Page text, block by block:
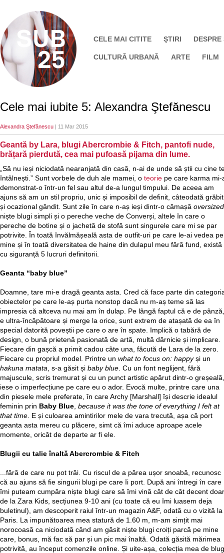
CELE MAI CITITE ŞTIRI DESPRE
CULTURĂ URBANĂ ARTE FILM
Cele mai iubite 5: Alexandra Ştefănescu
Alexandra Ştefănescu | 11 Mar 2015
Geantă by Lara, blugi Abercrombie & Fitch, pantofi nude,
brățară pierdută, cea mai pufoasă pijama din lume.
„Să nu ieși niciodată nearanjată din casă, n-ai de unde să știi cu cine
întâlnești.” Sunt vorbele de duh ale mamei, o teorie pe care karma mi-
demonstrat-o într-un fel sau altul de-a lungul timpului. De aceea am
ajuns să am un stil propriu, unic și imposibil de definit, câteodată grăbit
și ocazional gândit. Sunt zile în care n-aș ieși dintr-o cămașă oversized
niște blugi simpli și o pereche veche de Converși, altele în care o
pereche de botine și o jachetă de stofă sunt singurele care mi se par
potrivite. În toată învălmășeală asta de outfit-uri pe care le-ai vedea pe
mine și în toată diversitatea de haine din dulapul meu fără fund, există
cu siguranță 5 lucruri definitorii.
Geanta “baby blue”
Doamne, tare mi-e dragă geanta asta. Cred că face parte din
obiectelor pe care le-aș purta nonstop dacă nu m-aș teme să las
impresia că altceva nu mai am în dulap. Pe lângă faptul că e de pânză,
e ultra-încăpătoare și merge la orice, sunt extrem de atașată de ea în
special datorită poveștii pe care o are în spate. Implică o tabără de
design, o bună prietenă pasionată de artă, multă dărnicie și implicare.
Fiecare din gașcă a primit cadou câte una, făcută de Lara de la zero.
Fiecare cu propriul model. Printre un what to focus on: happyși un
hakuna matata, s-a găsit și baby blue. Cu un font neglijent, fără
majuscule, scris tremurat și cu un punct artistic apărut dintr-o greșeală,
iese o imperfecțiune pe care eu o ador. Evocă multe, printre care una
din piesele mele preferate, în care Archy [Marshall] își descrie idealul
feminin prin Baby Blue, because it was the tone of everything I felt at
that time. E și culoarea amintirilor mele de vara trecută, așa că port
geanta asta mereu cu plăcere, simt că îmi aduce aproape acele
momente, oricât de departe ar fi ele.
Blugii cu talie înaltă Abercrombie & Fitch
...fără de care nu pot trăi. Cu riscul de a părea ușor snoabă, recunosc
că au ajuns să fie singurii blugi pe care îi port. După ani întregi în care
îmi puteam cumpăra niște blugi care să îmi vină cât de cât decent doar
de la Zara Kids, secțiunea 9-10 ani (cu toate că eu îmi luasem deja
buletinul), am descoperit raiul într-un magazin A&F, odată cu o vizită la
Paris. La impunătoarea mea statură de 1.60 m, m-am simțit mai
norocoasă ca niciodată când am găsit niște blugi croiți parcă pe mine
care, bonus, mă fac să par și un pic mai înaltă. Odată găsită mărimea
potrivită, au început comenzile online. Și uite-așa, colecția mea de